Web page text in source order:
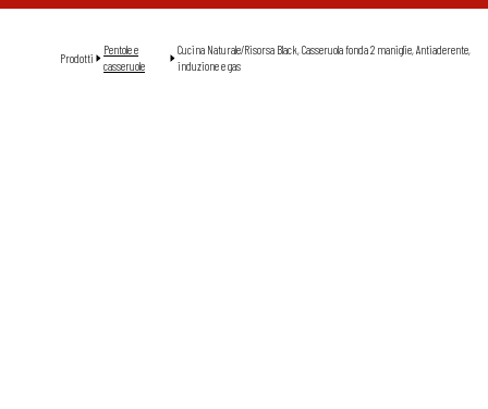
Prodotti
Pentole e
casseruole
Cucina Naturale/Risorsa Black, Casseruola fonda 2 maniglie, Antiaderente,
induzione e gas